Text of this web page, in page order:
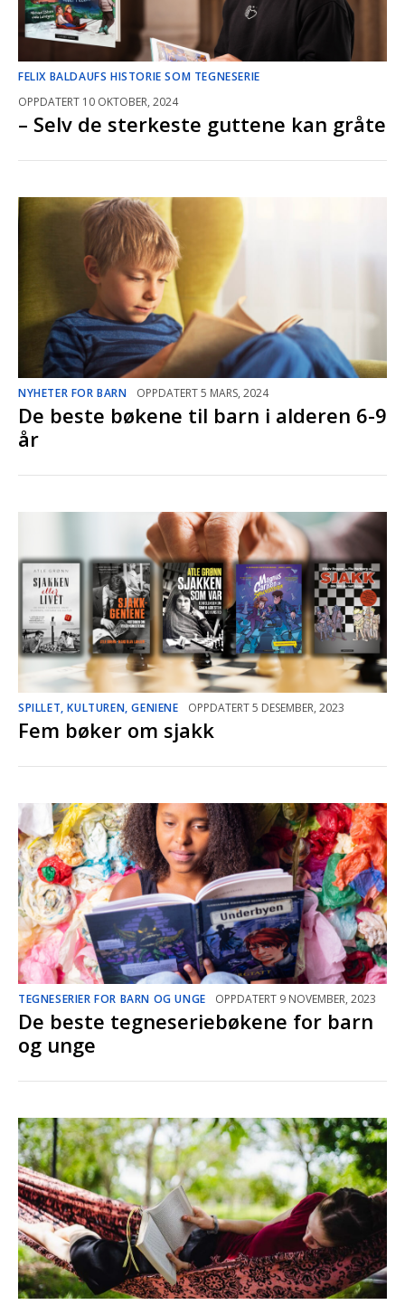
FELIX BALDAUFS HISTORIE SOM TEGNESERIE
OPPDATERT 10 OKTOBER, 2024
– Selv de sterkeste guttene kan gråte
NYHETER FOR BARN OPPDATERT 5 MARS, 2024
De beste bøkene til barn i alderen 6-9
år
SPILLET, KULTUREN, GENIENE OPPDATERT 5 DESEMBER, 2023
Fem bøker om sjakk
TEGNESERIER FOR BARN OG UNGE OPPDATERT 9 NOVEMBER, 2023
De beste tegneseriebøkene for barn
og unge